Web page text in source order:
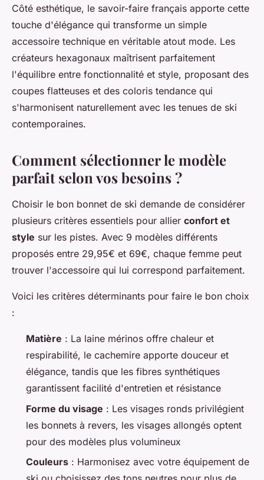
Côté esthétique, le savoir-faire français apporte cette
touche d'élégance qui transforme un simple
accessoire technique en véritable atout mode. Les
créateurs hexagonaux maîtrisent parfaitement
l'équilibre entre fonctionnalité et style, proposant des
coupes flatteuses et des coloris tendance qui
s'harmonisent naturellement avec les tenues de ski
contemporaines.
Comment sélectionner le modèle
parfait selon vos besoins ?
Choisir le bon bonnet de ski demande de considérer
plusieurs critères essentiels pour allier confort et
style sur les pistes. Avec 9 modèles différents
proposés entre 29,95€ et 69€, chaque femme peut
trouver l'accessoire qui lui correspond parfaitement.
Voici les critères déterminants pour faire le bon choix
:
Matière : La laine mérinos offre chaleur et
respirabilité, le cachemire apporte douceur et
élégance, tandis que les fibres synthétiques
garantissent facilité d'entretien et résistance
Forme du visage : Les visages ronds privilégient
les bonnets à revers, les visages allongés optent
pour des modèles plus volumineux
Couleurs : Harmonisez avec votre équipement de